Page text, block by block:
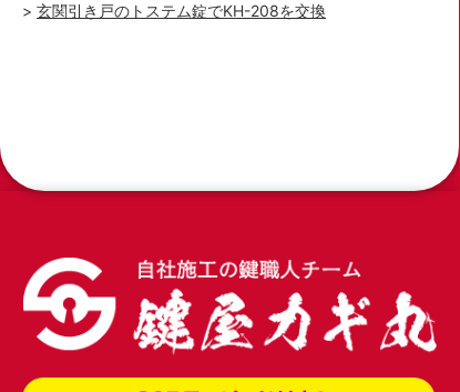
玄関引き戸のトステム錠でKH-208を交換